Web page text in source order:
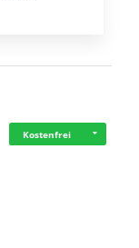
Kostenfrei